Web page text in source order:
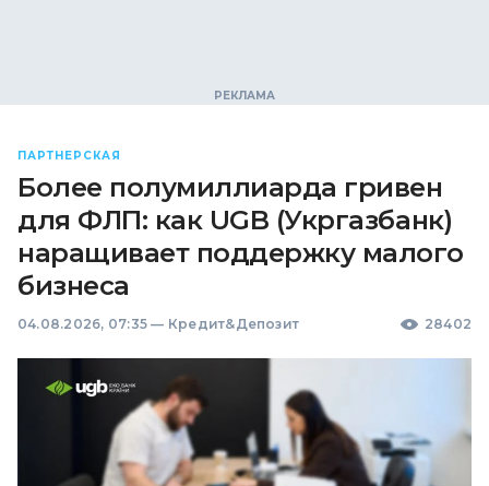
ПАРТНЕРСКАЯ
Более полумиллиарда гривен
для ФЛП: как UGB (Укргазбанк)
наращивает поддержку малого
бизнеса
04.08.2026, 07:35 — Кредит&Депозит 28402